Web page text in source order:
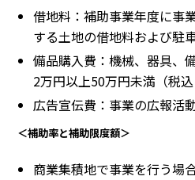
借地料：補助事業年度に事
する土地の借地料および駐
備品購入費：機械、器具、
2万円以上50万円未満（税
広告宣伝費：事業の広報活
＜補助率と補助限度額＞
商業集積地で事業を行う場